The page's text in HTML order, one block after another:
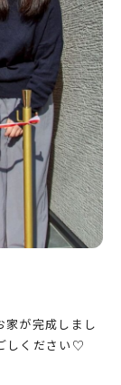
家が完成しまし
しください♡